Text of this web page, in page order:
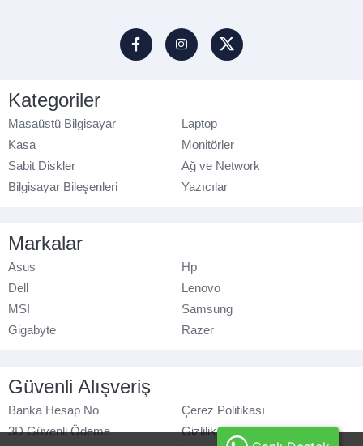
Kategoriler
Masaüstü Bilgisayar
Laptop
Kasa
Monitörler
Sabit Diskler
Ağ ve Network
Bilgisayar Bileşenleri
Yazıcılar
Markalar
Asus
Hp
Dell
Lenovo
MSI
Samsung
Gigabyte
Razer
Güvenli Alışveriş
Banka Hesap No
Çerez Politikası
3D Güvenli Ödeme
Gizlilik Politikası